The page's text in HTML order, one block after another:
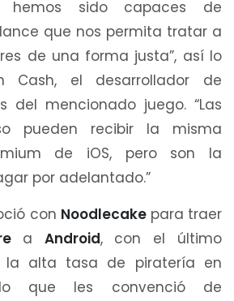
hemos sido capaces de
que nos permita tratar a
de una forma justa”, así lo
Cash, el desarrollador de
del mencionado juego. “Las
pueden recibir la misma
de iOS, pero son la
por adelantado.”
con Noodlecake para traer
a Android, con el último
la alta tasa de piratería en
que les convenció de